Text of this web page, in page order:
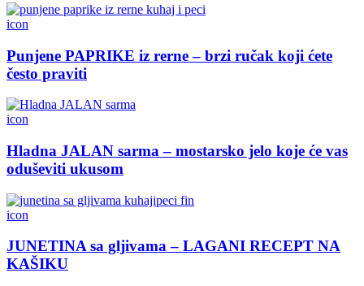
icon
Punjene PAPRIKE iz rerne – brzi ručak koji ćete
često praviti
icon
Hladna JALAN sarma – mostarsko jelo koje će vas
oduševiti ukusom
icon
JUNETINA sa gljivama – LAGANI RECEPT NA
KAŠIKU